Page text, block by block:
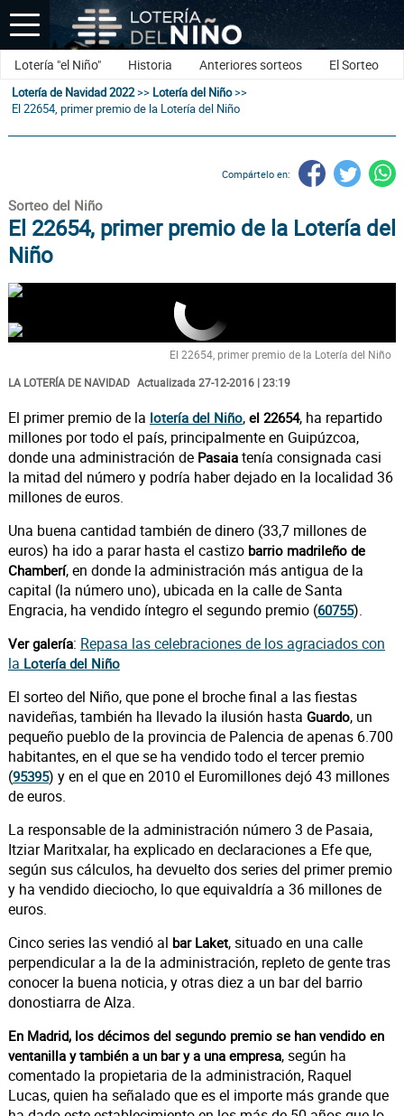
Lotería "el Niño" Historia Anteriores sorteos El Sorteo
Lotería de Navidad 2022>> Lotería del Niño>>
El 22654, primer premio de la Lotería del Niño
Compártelo en:
Sorteo del Niño
El 22654, primer premio de la Lotería del
Niño
El 22654, primer premio de la Lotería del Niño
LA LOTERÍA DE NAVIDAD Actualizada 27-12-2016 | 23:19
El primer premio de la lotería del Niño,el 22654, ha repartido
millones por todo el país, principalmente en Guipúzcoa,
donde una administración de Pasaia tenía consignada casi
la mitad del número y podría haber dejado en la localidad 36
millones de euros.
Una buena cantidad también de dinero (33,7 millones de
euros) ha ido a parar hasta el castizo barrio madrileño de
Chamberí, en donde la administración más antigua de la
capital (la número uno), ubicada en la calle de Santa
Engracia, ha vendido íntegro el segundo premio (60755).
Ver galería: Repasa las celebraciones de los agraciados con
la Lotería del Niño
El sorteo del Niño, que pone el broche final a las fiestas
navideñas, también ha llevado la ilusión hasta Guardo, un
pequeño pueblo de la provincia de Palencia de apenas 6.700
habitantes, en el que se ha vendido todo el tercer premio
(95395) y en el que en 2010 el Euromillones dejó 43 millones
de euros.
La responsable de la administración número 3 de Pasaia,
Itziar Maritxalar, ha explicado en declaraciones a Efe que,
según sus cálculos, ha devuelto dos series del primer premio
y ha vendido dieciocho, lo que equivaldría a 36 millones de
euros.
Cinco series las vendió al bar Laket, situado en una calle
perpendicular a la de la administración, repleto de gente tras
conocer la buena noticia, y otras diez a un bar del barrio
donostiarra de Alza.
En Madrid, los décimos del segundo premio se han vendido en
ventanilla y también a un bar y a una empresa, según ha
comentado la propietaria de la administración, Raquel
Lucas, quien ha señalado que es el importe más grande que